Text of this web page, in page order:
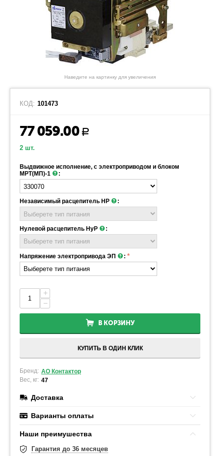
Наведите на картинку для увеличения
КОД: 101473
77 059.00 Р
2 шт.
Выдвижное исполнение, с электроприводом и блоком
МРТ(МП)-1
:
Независимый расцепитель НР :
Нулевой расцепитель НуР :
Напряжение электропривода ЭП :
+
−
В КОРЗИНУ
КУПИТЬ В ОДИН КЛИК
Бренд: АО Контактор
Вес, кг: 47
Доставка
Варианты оплаты
Наши преимушества
Гарантия до 36 месяцев